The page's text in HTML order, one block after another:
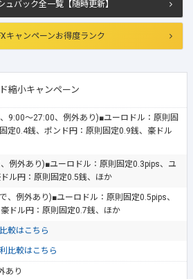
ュバック全一覧【随時更新】
キャンペーンお得度ランク
縮小キャンペーン
9:00～27:00、例外あり)■ユーロドル：原則固
定0.4銭、ポンド円：原則固定0.9銭、豪ドル
例外あり)■ユーロドル：原則固定0.3pips、ユ
ル円：原則固定0.5銭、ほか
、例外あり)■ユーロドル：原則固定0.5pips、
ドル円：原則固定0.7銭、ほか
較はこちら
比較はこちら
あり